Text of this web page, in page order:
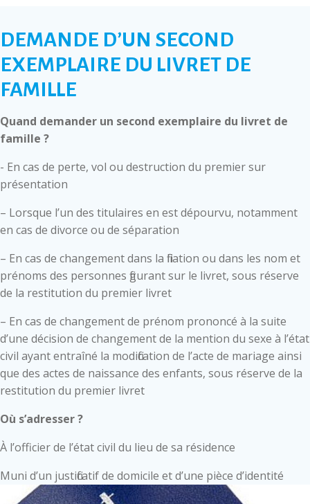
DEMANDE D’UN SECOND
EXEMPLAIRE DU LIVRET DE
FAMILLE
Quand demander un second exemplaire du livret de
famille ?
- En cas de perte, vol ou destruction du premier sur
présentation
– Lorsque l’un des titulaires en est dépourvu, notamment
en cas de divorce ou de séparation
– En cas de changement dans la filiation ou dans les nom et
prénoms des personnes figurant sur le livret, sous réserve
de la restitution du premier livret
– En cas de changement de prénom prononcé à la suite
d’une décision de changement de la mention du sexe à l’état
civil ayant entraîné la modification de l’acte de mariage ainsi
que des actes de naissance des enfants, sous réserve de la
restitution du premier livret
Où s’adresser ?
À l’officier de l’état civil du lieu de sa résidence
Muni d’un justificatif de domicile et d’une pièce d’identité